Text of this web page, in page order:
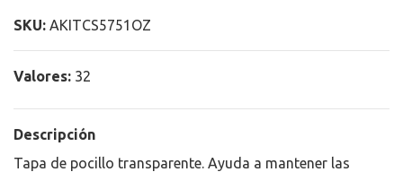
SKU: AKITCS5751OZ
Valores: 32
Descripción
Tapa de pocillo transparente. Ayuda a mantener las